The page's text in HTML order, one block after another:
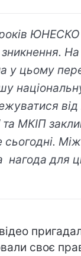
ЮНЕСКО
у цьому
та МКІП
сьогодні.
для
своє